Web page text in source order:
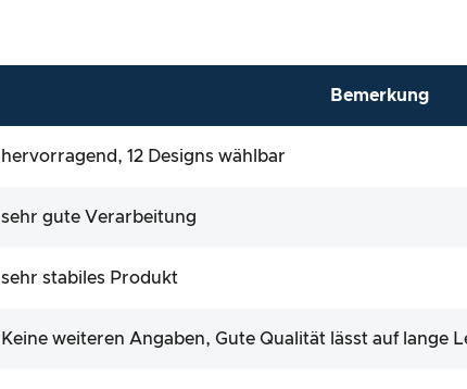
Bemerkung
hervorragend, 12 Designs wählbar
sehr gute Verarbeitung
sehr stabiles Produkt
Keine weiteren Angaben, Gute Qualität lässt auf lange